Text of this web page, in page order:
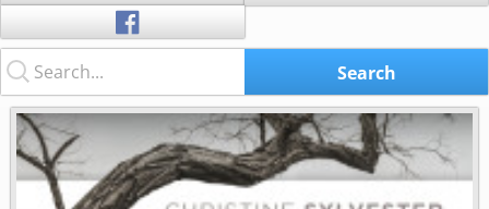
Search... Search